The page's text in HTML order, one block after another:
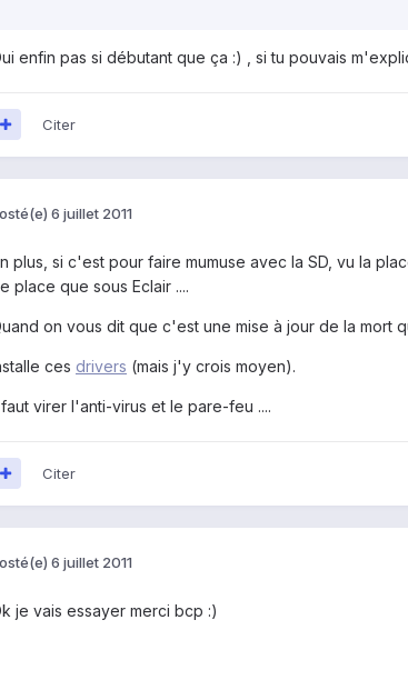
enfin pas si débutant que ça :) , si tu pouvais
Citer
6 juillet 2011
plus, si c'est pour faire mumuse avec la SD, vu la
place que sous Eclair ....
on vous dit que c'est une mise à jour de la mort
ces drivers (mais j'y crois moyen).
virer l'anti-virus et le pare-feu ....
Citer
6 juillet 2011
je vais essayer merci bcp :)